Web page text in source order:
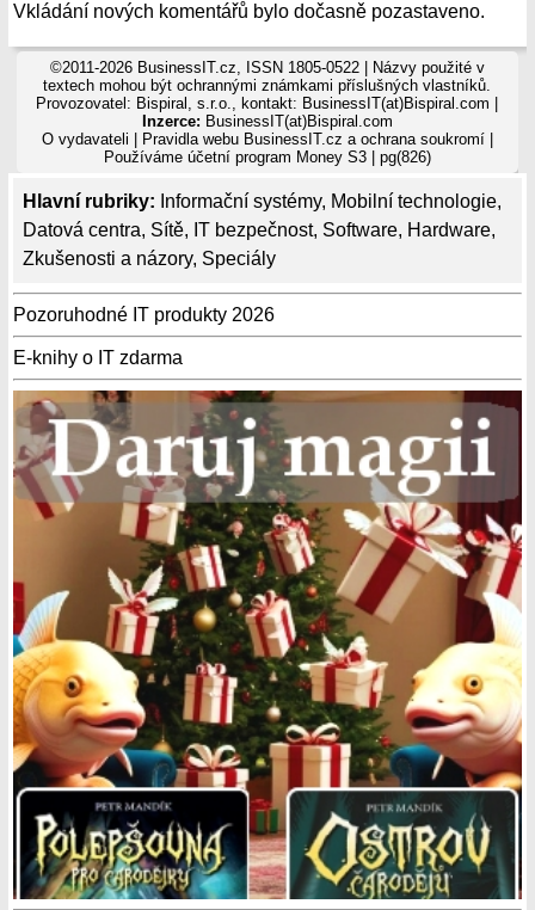
Hlavní rubriky: Informační systémy, Mobilní technologie,
Datová centra, Sítě, IT bezpečnost, Software, Hardware,
Zkušenosti a názory, Speciály
Pozoruhodné IT produkty 2026
E-knihy o IT zdarma
Vkládání nových komentářů bylo dočasně pozastaveno.
©2011-2026 BusinessIT.cz, ISSN 1805-0522 | Názvy použité v
textech mohou být ochrannými známkami příslušných vlastníků.
Provozovatel: Bispiral, s.r.o., kontakt: BusinessIT(at)Bispiral.com |
Inzerce: BusinessIT(at)Bispiral.com
O vydavateli
Pravidla webu BusinessIT.cz a ochrana soukromí|
Používáme účetní program Money S3| pg(826)